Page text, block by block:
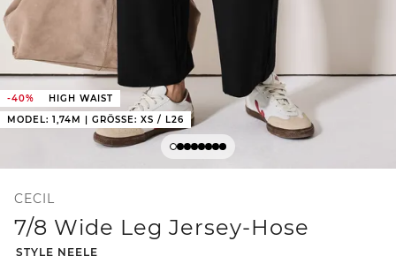
-40%
HIGH WAIST
MODEL: 1,74M | GRÖSSE: XS / L26
CECIL
7/8 Wide Leg Jersey-Hose
-
STYLE NEELE